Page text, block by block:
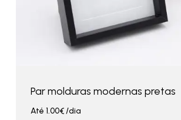
Par molduras modernas pretas
Até 1.00€/dia